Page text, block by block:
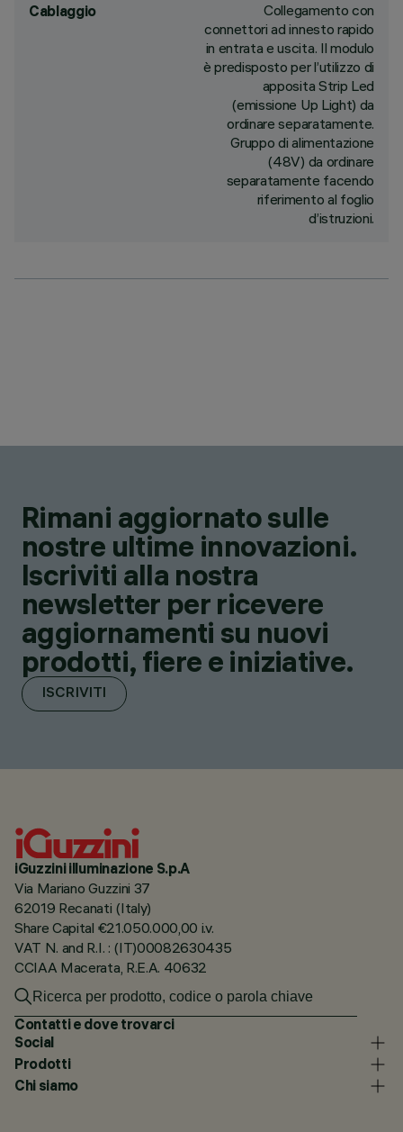
Cablaggio
Collegamento con
connettori ad innesto rapido
in entrata e uscita. Il modulo
è predisposto per l’utilizzo di
apposita Strip Led
(emissione Up Light) da
ordinare separatamente.
Gruppo di alimentazione
(48V) da ordinare
separatamente facendo
riferimento al foglio
d’istruzioni.
Rimani aggiornato sulle
nostre ultime innovazioni.
Iscriviti alla nostra
newsletter per ricevere
aggiornamenti su nuovi
prodotti, fiere e iniziative.
ISCRIVITI
iGuzzini illuminazione S.p.A
Via Mariano Guzzini 37
62019 Recanati (Italy)
Share Capital €21.050.000,00 i.v.
VAT N. and R.I. : (IT)00082630435
CCIAA Macerata, R.E.A. 40632
Contatti e dove trovarci
Social
Prodotti
Chi siamo